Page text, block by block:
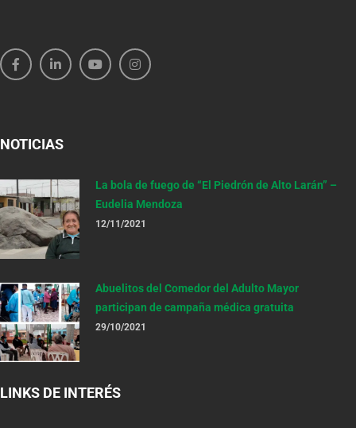
NOTICIAS
La bola de fuego de “El Piedrón de Alto Larán” –
Eudelia Mendoza
12/11/2021
Abuelitos del Comedor del Adulto Mayor
participan de campaña médica gratuita
29/10/2021
LINKS DE INTERÉS